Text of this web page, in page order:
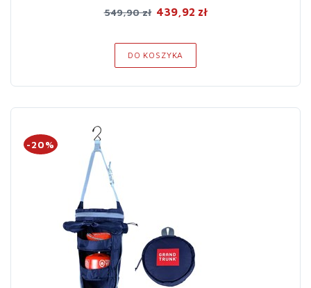
549,90 zł 439,92 zł
DO KOSZYKA
-20%